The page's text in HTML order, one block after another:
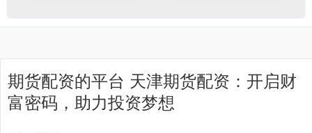
期货配资的平台 天津期货配资：开启财
富密码，助力投资梦想